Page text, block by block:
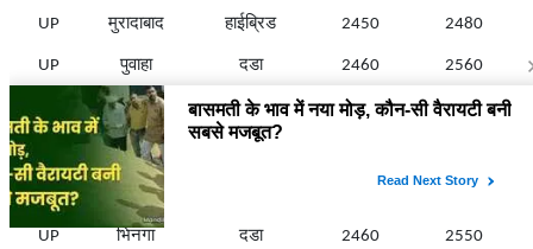
UP मुरादाबाद हाईब्रिड 2450 2480
UP पुवाहा दडा 2460 2560
शाहजहांपुर दडा 2455 2500
तिलहर
UP शामली
UP भिनगा दडा 2460 2550